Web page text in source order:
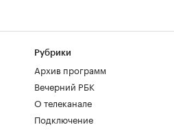
Рубрики
Архив программ
Вечерний РБК
О телеканале
Подключение